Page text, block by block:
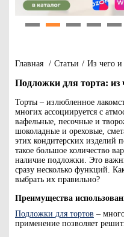
Главная / Статьи / Из чего и
Подложки для торта: из
Торты – излюбленное
многих ассоциируется с
вафельные, песочные и
шоколадные и ореховые,
этих кондитерских изделий
такое большое количество
наличие подложки. Это
сразу несколько функций.
выбрать их правильно?
Преимущества
Подложки для тортов –
применение позволяет